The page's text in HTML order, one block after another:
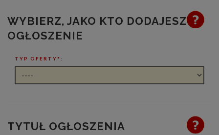
WYBIERZ, JAKO KTO DODAJESZ
OGŁOSZENIE
TYP OFERTY*:
TYTUŁ OGŁOSZENIA